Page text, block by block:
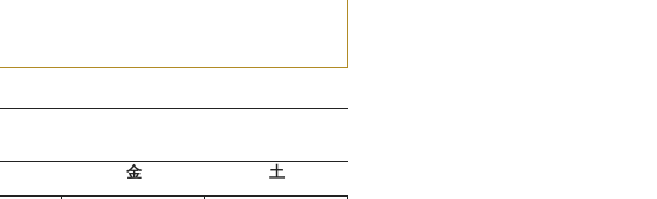
金 土